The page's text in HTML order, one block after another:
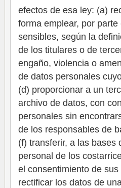
efectos de esa ley: (a)
forma emplear, por
sensibles, según la
de los titulares o de
engaño, violencia o
de datos personales
(d) proporcionar a un
archivo de datos, con
personales sin
de los responsables de
(f) transferir, a las bases
personal de los
el consentimiento de
rectificar los datos de